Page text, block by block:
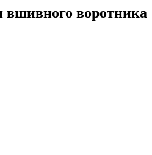
вшивного воротника